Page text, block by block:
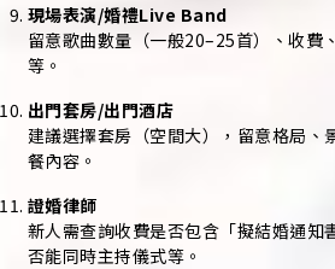
現場表演/婚禮Live Band
留意歌曲數量（一般20–25首）、收費
等。
出門套房/出門酒店
建議選擇套房（空間大），留意格局、
餐內容。
證婚律師
新人需查詢收費是否包含「擬結婚通知
否能同時主持儀式等。